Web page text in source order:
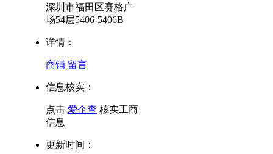
深圳市福田区赛格广
场54层5406-5406B
详情：
商铺 留言
信息核实：
点击 爱企查 核实工商
信息
更新时间：